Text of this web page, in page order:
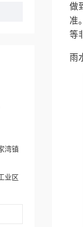
湾镇
业区
做
准
等
雨